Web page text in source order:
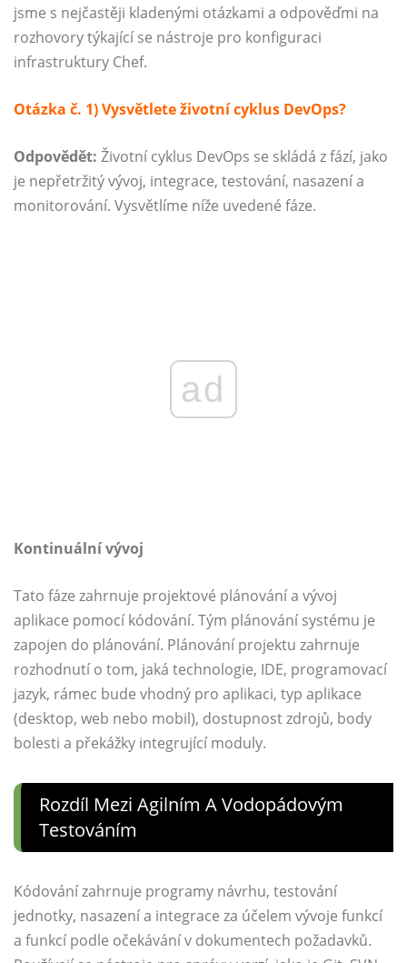
jsme s nejčastěji kladenými otázkami a odpověďmi na
rozhovory týkající se nástroje pro konfiguraci
infrastruktury Chef.
Otázka č. 1) Vysvětlete životní cyklus DevOps?
Odpovědět: Životní cyklus DevOps se skládá z fází, jako
je nepřetržitý vývoj, integrace, testování, nasazení a
monitorování. Vysvětlíme níže uvedené fáze.
ad
Kontinuální vývoj
Tato fáze zahrnuje projektové plánování a vývoj
aplikace pomocí kódování. Tým plánování systému je
zapojen do plánování. Plánování projektu zahrnuje
rozhodnutí o tom, jaká technologie, IDE, programovací
jazyk, rámec bude vhodný pro aplikaci, typ aplikace
(desktop, web nebo mobil), dostupnost zdrojů, body
bolesti a překážky integrující moduly.
Rozdíl Mezi Agilním A Vodopádovým
Testováním
Kódování zahrnuje programy návrhu, testování
jednotky, nasazení a integrace za účelem vývoje funkcí
a funkcí podle očekávání v dokumentech požadavků.